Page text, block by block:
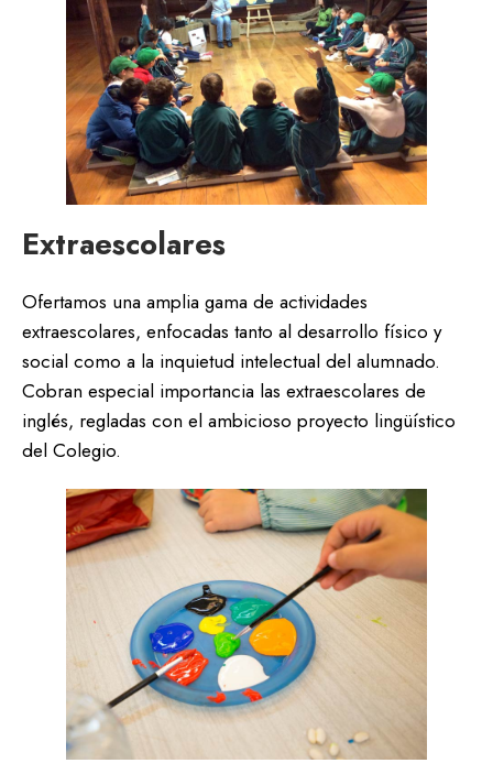
Extraescolares
Ofertamos una amplia gama de actividades
extraescolares, enfocadas tanto al desarrollo físico y
social como a la inquietud intelectual del alumnado.
Cobran especial importancia las extraescolares de
inglés, regladas con el ambicioso proyecto lingüístico
del Colegio.